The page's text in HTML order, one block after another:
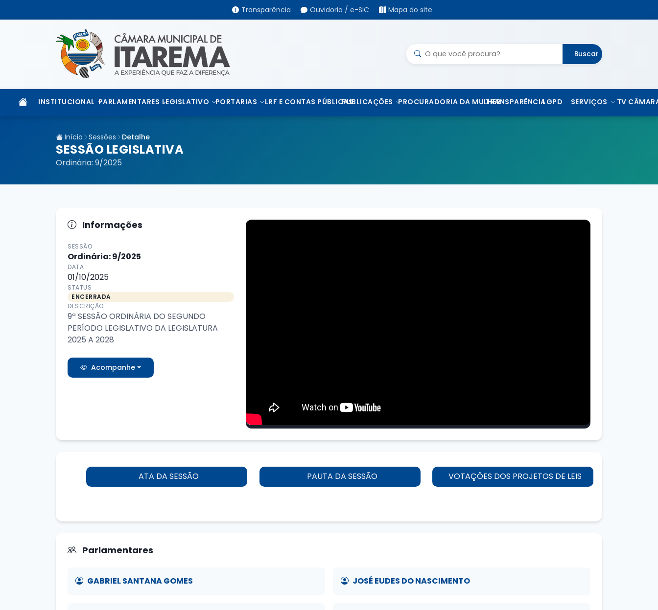
Transparência Ouvidoria / e-SIC Mapa do site
Buscar
INSTITUCIONAL PARLAMENTARES LEGISLATIVO PORTARIAS LRF E CONTAS PÚBLICASPUBLICAÇÕES PROCURADORIA DA MULHERTRANSPARÊNCIALGPD SERVIÇOS TV
Início Sessões Detalhe
SESSÃO LEGISLATIVA
Ordinária: 9/2025
Informações
SESSÃO
Ordinária: 9/2025
DATA
01/10/2025
STATUS
ENCERRADA
DESCRIÇÃO
9ª SESSÃO ORDINÁRIA DO SEGUNDO
PERÍODO LEGISLATIVO DA LEGISLATURA
2025 A 2028
Acompanhe
ATA DA SESSÃO PAUTA DA SESSÃO VOTAÇÕES DOS PROJETOS DE LEIS
Parlamentares
GABRIEL SANTANA GOMES JOSÉ EUDES DO NASCIMENTO